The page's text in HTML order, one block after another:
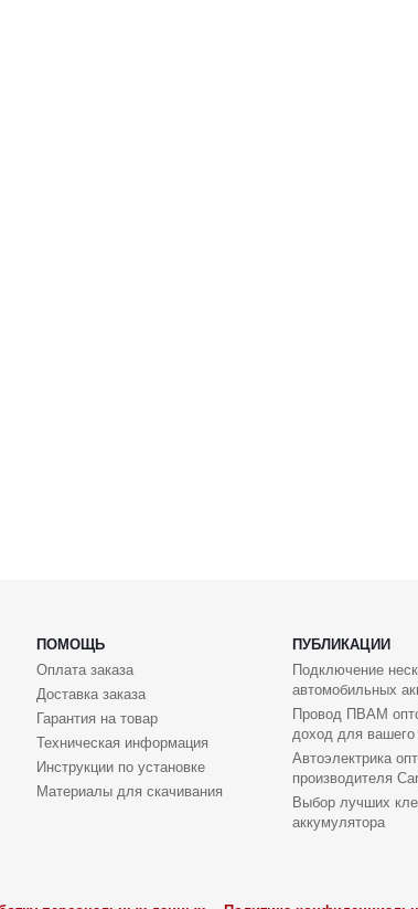
ПОМОЩЬ
ПУБЛИКАЦИИ
Оплата заказа
Доставка заказа
Гарантия на товар
Техническая информация
Инструкции по установке
Материалы для скачивания
Подключение
автомобильных
Провод ПВАМ
доход для вашего
Автоэлектрика
производителя
Выбор лучших
аккумулятора